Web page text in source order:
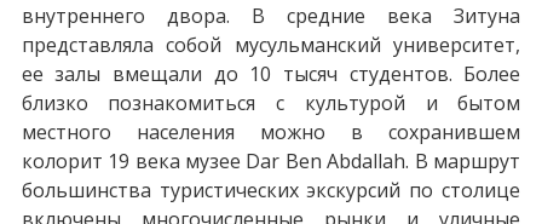
внутреннего двора. В средние века Зитуна
представляла собой мусульманский университет,
ее залы вмещали до 10 тысяч студентов. Более
близко познакомиться с культурой и бытом
местного населения можно в сохранившем
колорит 19 века музее Dar Ben Abdallah. В маршрут
большинства туристических экскурсий по столице